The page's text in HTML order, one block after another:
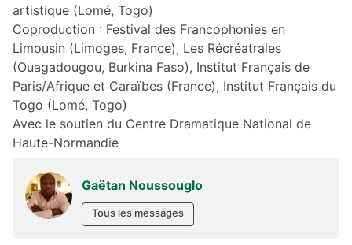
artistique (Lomé, Togo)
Coproduction : Festival des Francophonies en
Limousin (Limoges, France), Les Récréatrales
(Ouagadougou, Burkina Faso), Institut Français de
Paris/Afrique et Caraïbes (France), Institut Français du
Togo (Lomé, Togo)
Avec le soutien du Centre Dramatique National de
Haute-Normandie
Gaëtan Noussouglo
Tous les messages